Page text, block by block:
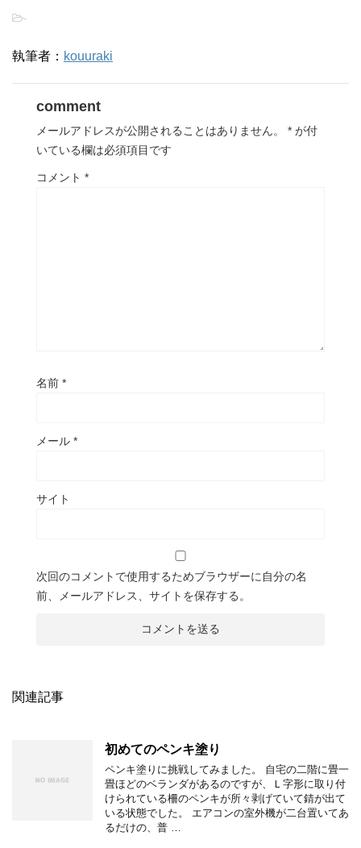
-
執筆者： kouuraki
comment
メールアドレスが公開されることはありません。 * が付
いている欄は必須項目です
コメント *
名前 *
メール *
サイト
次回のコメントで使用するためブラウザーに自分の名
前、メールアドレス、サイトを保存する。
関連記事
初めてのペンキ塗り
ペンキ塗りに挑戦してみました。 自宅の二階に畳一
畳ほどのベランダがあるのですが、Ｌ字形に取り付
けられている柵のペンキが所々剥げていて錆が出て
いる状態でした。 エアコンの室外機が二台置いてあ
るだけの、普 …